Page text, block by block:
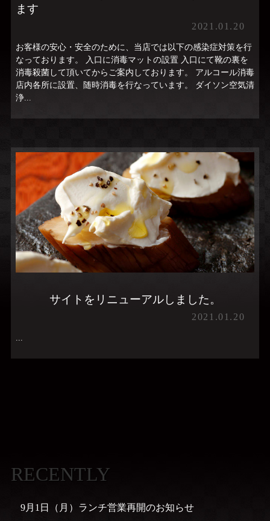
ます
2021.01.20
お客様の安心・安全のために、当店では以下の感染症対策を行
なっております。 入口に消毒マットの設置 入口にて靴の裏を
消毒殺菌して頂いてからご案内しております。 アルコール消毒
店内各所に設置、随時消毒を行なっています。 ダイソン空気清
浄...
サイトをリニューアルしました。
2021.01.20
RECENTLY
9月1日（月）ランチ営業再開のお知らせ